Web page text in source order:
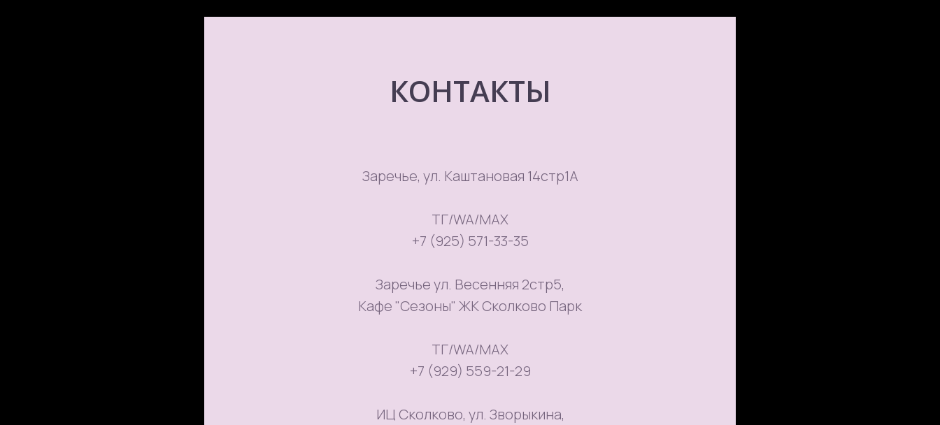
КОНТАКТЫ
Заречье, ул. Каштановая 14стр1А
ТГ/WA/MAX
+7 (925) 571-33-35
Заречье ул. Весенняя 2стр5,
Кафе "Сезоны" ЖК Сколково Парк
ТГ/WA/MAX
+7 (929) 559-21-29
ИЦ Сколково, ул. Зворыкина,